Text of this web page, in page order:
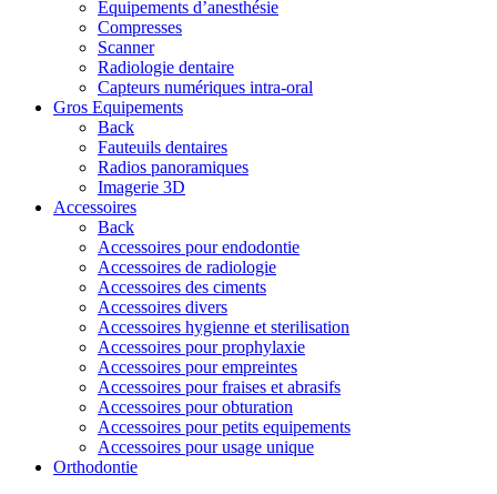
Equipements d’anesthésie
Compresses
Scanner
Radiologie dentaire
Capteurs numériques intra-oral
Gros Equipements
Back
Fauteuils dentaires
Radios panoramiques
Imagerie 3D
Accessoires
Back
Accessoires pour endodontie
Accessoires de radiologie
Accessoires des ciments
Accessoires divers
Accessoires hygienne et sterilisation
Accessoires pour prophylaxie
Accessoires pour empreintes
Accessoires pour fraises et abrasifs
Accessoires pour obturation
Accessoires pour petits equipements
Accessoires pour usage unique
Orthodontie